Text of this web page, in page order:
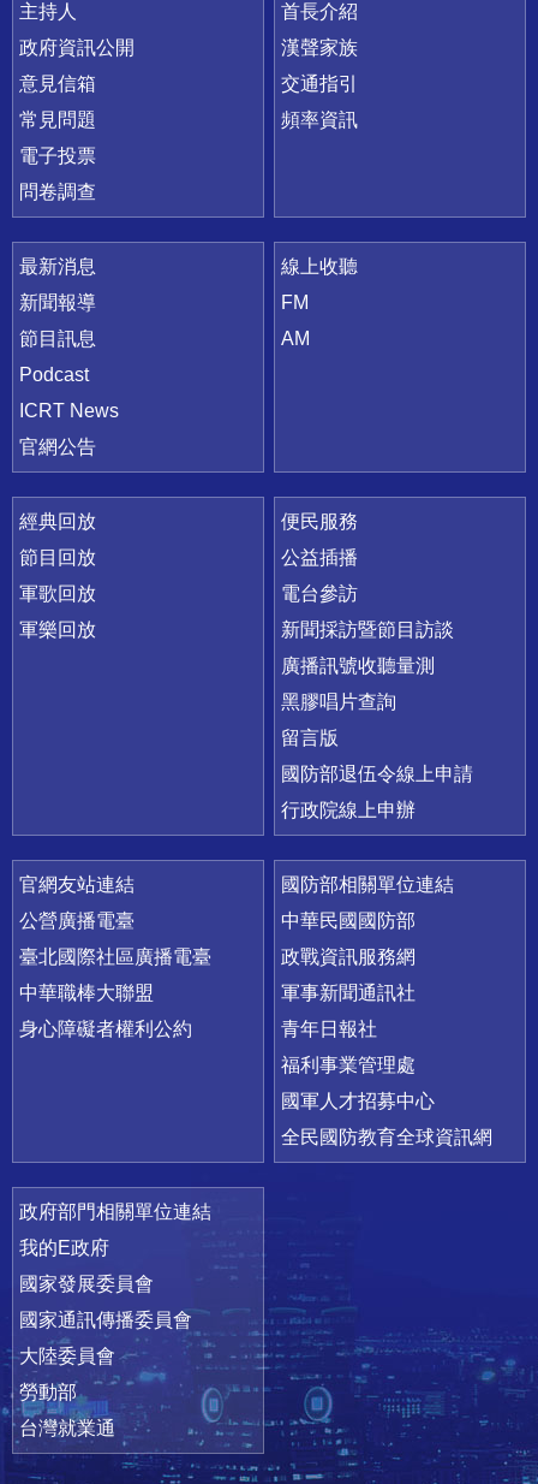
主持人
政府資訊公開
意見信箱
常見問題
電子投票
問卷調查
首長介紹
漢聲家族
交通指引
頻率資訊
最新消息
新聞報導
節目訊息
Podcast
ICRT News
官網公告
線上收聽
FM
AM
經典回放
節目回放
軍歌回放
軍樂回放
便民服務
公益插播
電台參訪
新聞採訪暨節目訪談
廣播訊號收聽量測
黑膠唱片查詢
留言版
國防部退伍令線上申請
行政院線上申辦
官網友站連結
公營廣播電臺
臺北國際社區廣播電臺
中華職棒大聯盟
身心障礙者權利公約
國防部相關單位連結
中華民國國防部
政戰資訊服務網
軍事新聞通訊社
青年日報社
福利事業管理處
國軍人才招募中心
全民國防教育全球資訊網
政府部門相關單位連結
我的E政府
國家發展委員會
國家通訊傳播委員會
大陸委員會
勞動部
台灣就業通